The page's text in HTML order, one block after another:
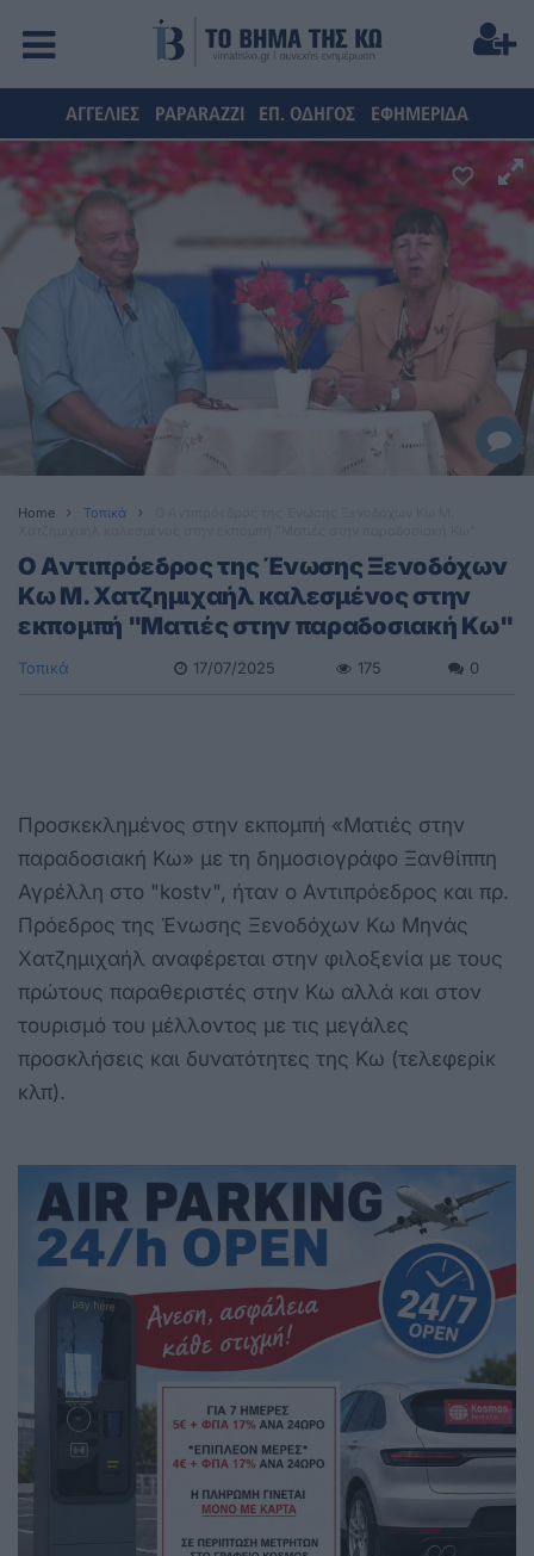
ΑΓΓΕΛΙΕΣ PAPARAZZI ΕΠ. ΟΔΗΓΟΣ ΕΦΗΜΕΡΙΔΑ
Home Τοπικά
O Aντιπρόεδρος της Ένωσης Ξενοδόχων
Κω Μ. Χατζημιχαήλ καλεσμένος στην
εκπομπή "Ματιές στην παραδοσιακή Κω"
Τοπικά 17/07/2025 175 0
Προσκεκλημένος στην εκπομπή «Ματιές στην
παραδοσιακή Κω» με τη δημοσιογράφο Ξανθίππη
Αγρέλλη στο "kostv", ήταν ο Αντιπρόεδρος και πρ.
Πρόεδρος της Ένωσης Ξενοδόχων Κω Μηνάς
Χατζημιχαήλ αναφέρεται στην φιλοξενία με τους
πρώτους παραθεριστές στην Κω αλλά και στον
τουρισμό του μέλλοντος με τις μεγάλες
προσκλήσεις και δυνατότητες της Κω (τελεφερίκ
κλπ).